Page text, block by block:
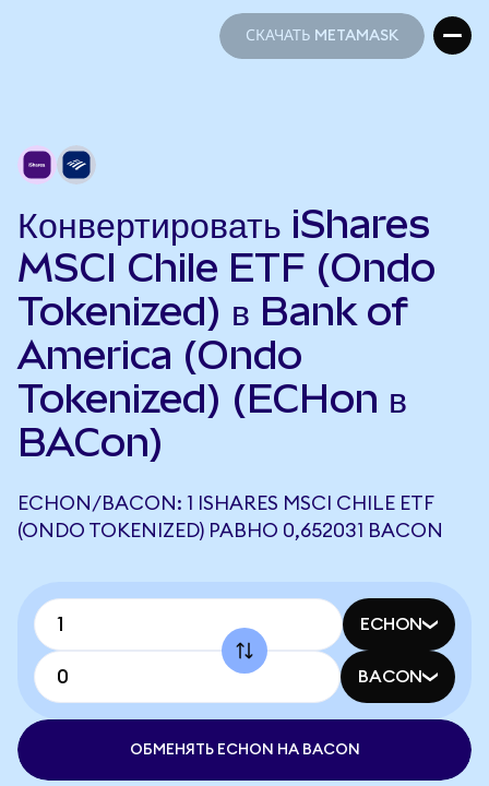
СКАЧАТЬ METAMASK
Конвертировать iShares
MSCI Chile ETF (Ondo
Tokenized) в Bank of
America (Ondo
Tokenized) (ECHon в
BACon)
ECHON/BACON: 1 ISHARES MSCI CHILE ETF
(ONDO TOKENIZED) РАВНО 0,652031 BACON
ECHON
BACON
ОБМЕНЯТЬ ECHON НА BACON